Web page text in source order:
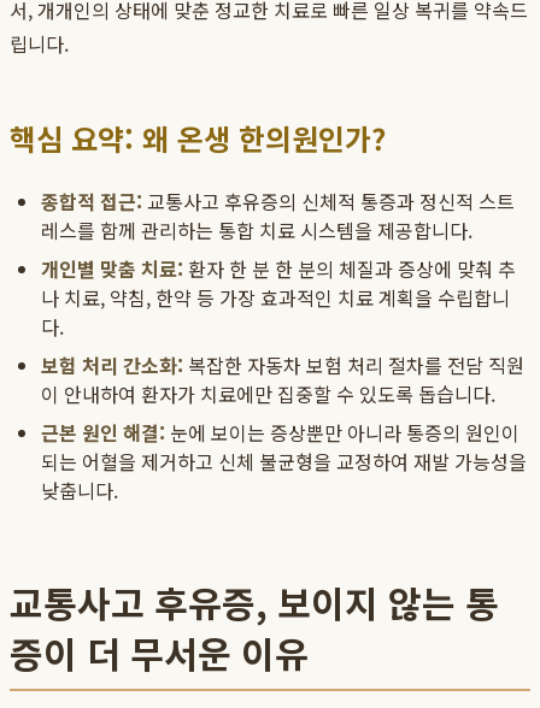
서, 개개인의 상태에 맞춘 정교한 치료로 빠른 일상 복귀를 약속드
립니다.
핵심 요약: 왜 온생 한의원인가?
종합적 접근: 교통사고 후유증의 신체적 통증과 정신적 스트
레스를 함께 관리하는 통합 치료 시스템을 제공합니다.
개인별 맞춤 치료: 환자 한 분 한 분의 체질과 증상에 맞춰 추
나 치료, 약침, 한약 등 가장 효과적인 치료 계획을 수립합니
다.
보험 처리 간소화: 복잡한 자동차 보험 처리 절차를 전담 직원
이 안내하여 환자가 치료에만 집중할 수 있도록 돕습니다.
근본 원인 해결: 눈에 보이는 증상뿐만 아니라 통증의 원인이
되는 어혈을 제거하고 신체 불균형을 교정하여 재발 가능성을
낮춥니다.
교통사고 후유증, 보이지 않는 통
증이 더 무서운 이유